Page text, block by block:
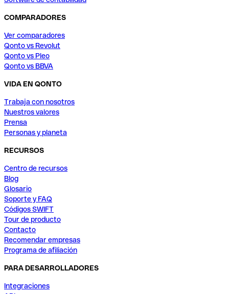
COMPARADORES
Ver comparadores
Qonto vs Revolut
Qonto vs Pleo
Qonto vs BBVA
VIDA EN QONTO
Trabaja con nosotros
Nuestros valores
Prensa
Personas y planeta
RECURSOS
Centro de recursos
Blog
Glosario
Soporte y FAQ
Códigos SWIFT
Tour de producto
Contacto
Recomendar empresas
Programa de afiliación
PARA DESARROLLADORES
Integraciones